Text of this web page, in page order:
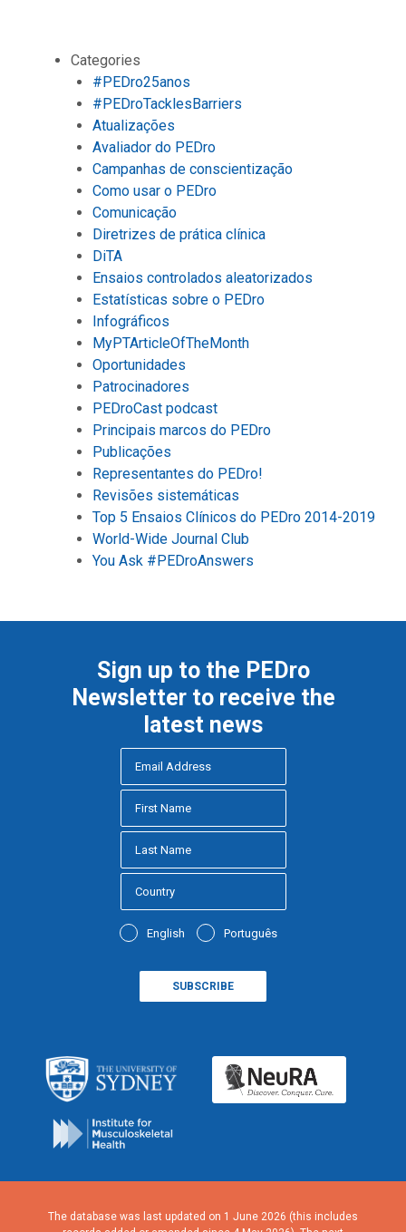
Categories
#PEDro25anos
#PEDroTacklesBarriers
Atualizações
Avaliador do PEDro
Campanhas de conscientização
Como usar o PEDro
Comunicação
Diretrizes de prática clínica
DiTA
Ensaios controlados aleatorizados
Estatísticas sobre o PEDro
Infográficos
MyPTArticleOfTheMonth
Oportunidades
Patrocinadores
PEDroCast podcast
Principais marcos do PEDro
Publicações
Representantes do PEDro!
Revisões sistemáticas
Top 5 Ensaios Clínicos do PEDro 2014-2019
World-Wide Journal Club
You Ask #PEDroAnswers
Sign up to the PEDro
Newsletter to receive the
latest news
English Português
The database was last updated on 1 June 2026 (this includes